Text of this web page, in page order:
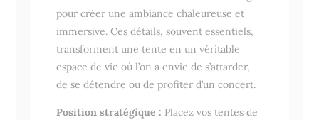
pour créer une ambiance chaleureuse et
immersive. Ces détails, souvent essentiels,
transforment une tente en un véritable
espace de vie où l’on a envie de s’attarder,
de se détendre ou de profiter d’un concert.
Position stratégique : Placez vos tentes de